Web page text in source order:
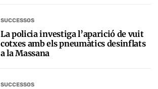
SUCCESSOS
La policia investiga l’aparició de vuit
cotxes amb els pneumàtics desinflats
a la Massana
SUCCESSOS